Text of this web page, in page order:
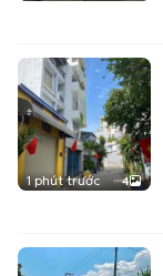
1 phút trước 4